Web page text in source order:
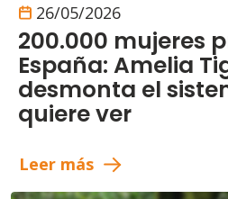
26/05/2026
200.000 mujeres
España: Amelia
desmonta el
quiere ver
Leer más